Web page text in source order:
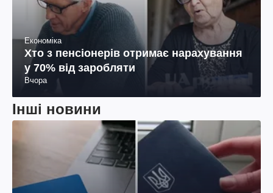
Економіка
Хто з пенсіонерів отримає нарахування
у 70% від заробляти
Вчора
Інші новини